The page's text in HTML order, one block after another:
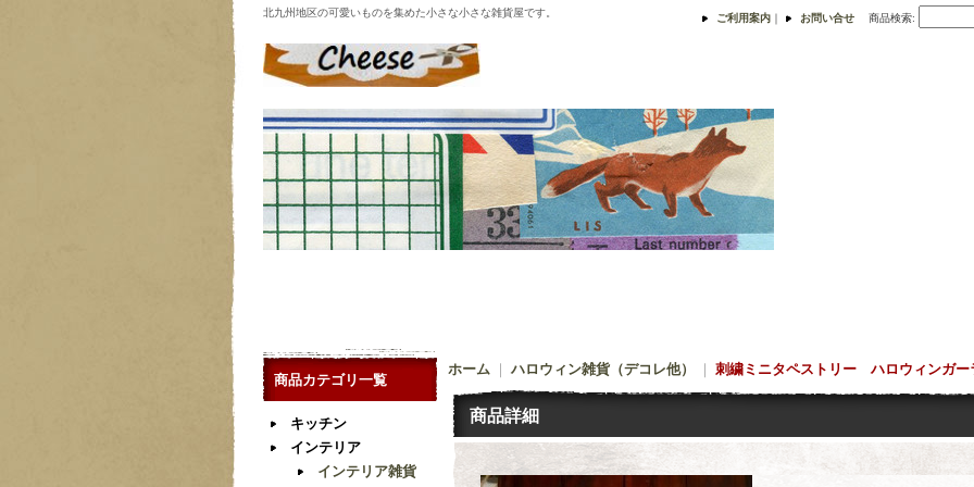
北九州地区の可愛いものを集めた小さな小さな雑貨屋です。 ご利用案内 ｜ お問い合せ 商品検索:
商品カテゴリ一覧
キッチン
インテリア
インテリア雑貨
ホーム ハロウィン雑貨（デコレ他） 刺繍ミニタペストリー ハロウィンガー
商品詳細